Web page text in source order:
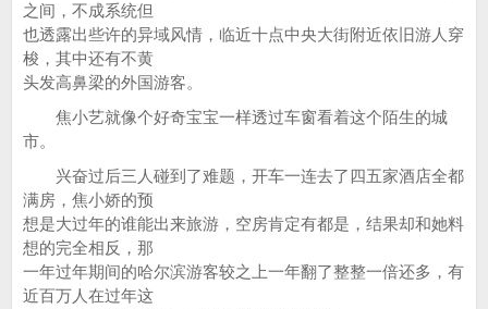
之间，不成系统但
也透露出些许的异域风情，临近十点中央大街附近依旧游人穿
梭，其中还有不黄
头发高鼻梁的外国游客。
焦小艺就像个好奇宝宝一样透过车窗看着这个陌生的城
市。
兴奋过后三人碰到了难题，开车一连去了四五家酒店全都
满房，焦小娇的预
想是大过年的谁能出来旅游，空房肯定有都是，结果却和她料
想的完全相反，那
一年过年期间的哈尔滨游客较之上一年翻了整整一倍还多，有
近百万人在过年这